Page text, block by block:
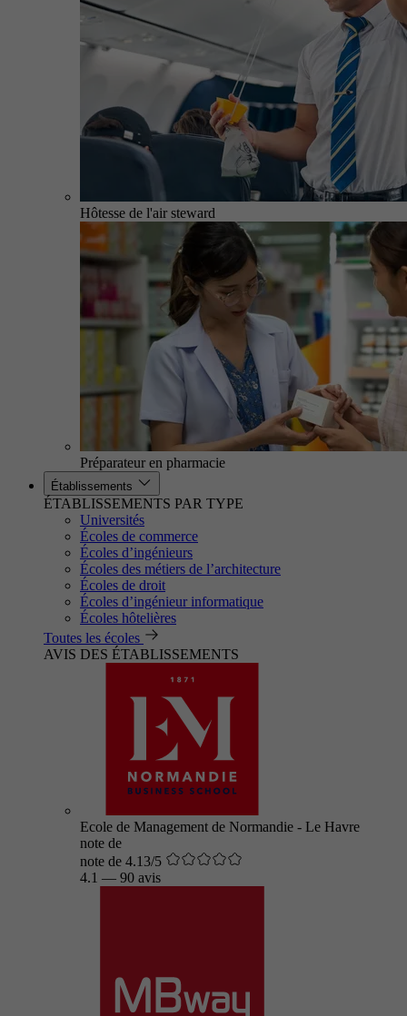
Hôtesse de l'air steward
Préparateur en pharmacie
Établissements
ÉTABLISSEMENTS PAR TYPE
Universités
Écoles de commerce
Écoles d’ingénieurs
Écoles des métiers de l’architecture
Écoles de droit
Écoles d’ingénieur informatique
Écoles hôtelières
Toutes les écoles
AVIS DES ÉTABLISSEMENTS
Ecole de Management de Normandie - Le Havre
note de
note de 4.13/5
4.1 — 90 avis